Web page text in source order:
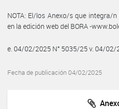
NOTA: El/los Anexo/s que integra/
en la edición web del BORA -
e. 04/02/2025 N° 5035/25 v. 04/02/
Fecha de publicación 04/02/2025